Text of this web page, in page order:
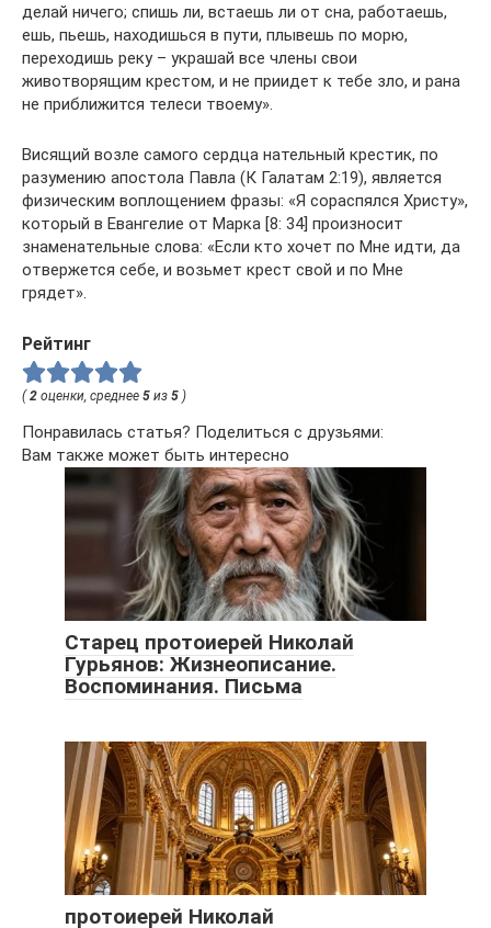
делай ничего; спишь ли, встаешь ли от сна, работаешь,
ешь, пьешь, находишься в пути, плывешь по морю,
переходишь реку – украшай все члены свои
животворящим крестом, и не приидет к тебе зло, и рана
не приближится телеси твоему».
Висящий возле самого сердца нательный крестик, по
разумению апостола Павла (К Галатам 2:19), является
физическим воплощением фразы: «Я сораспялся Христу»,
который в Евангелие от Марка [8: 34] произносит
знаменательные слова: «Если кто хочет по Мне идти, да
отвержется себе, и возьмет крест свой и по Мне
грядет».
Рейтинг
(2 оценки, среднее 5 из 5 )
Понравилась статья? Поделиться с друзьями:
Вам также может быть интересно
Старец протоиерей Николай
Гурьянов: Жизнеописание.
Воспоминания. Письма
протоиерей Николай